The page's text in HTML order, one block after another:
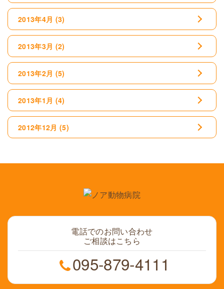
2013年4月 (3)
2013年3月 (2)
2013年2月 (5)
2013年1月 (4)
2012年12月 (5)
電話でのお問い合わせ
ご相談はこちら
095-879-4111